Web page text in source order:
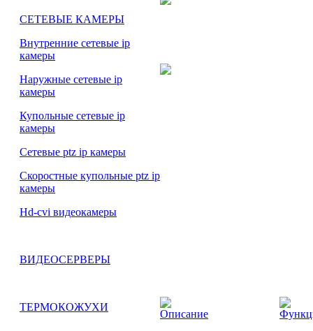
СЕТЕВЫЕ КАМЕРЫ
Внутренние сетевые ip
камеры
Наружные сетевые ip
камеры
Купольные сетевые ip
камеры
Сетевые ptz ip камеры
Скоростные купольные ptz ip
камеры
Hd-cvi видеокамеры
ВИДЕОСЕРВЕРЫ
ТЕРМОКОЖУХИ
Описание